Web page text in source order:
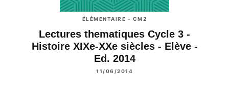
ÉLÉMENTAIRE - CM2
Lectures thematiques Cycle 3 -
Histoire XIXe-XXe siècles - Elève -
Ed. 2014
11/06/2014